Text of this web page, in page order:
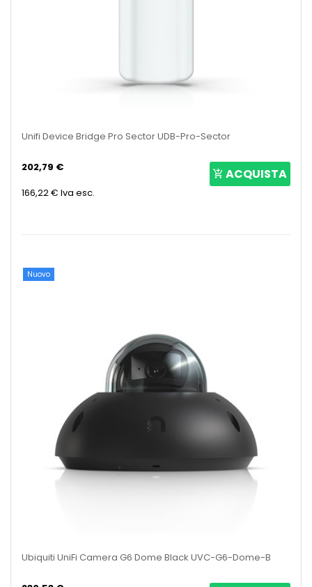
Unifi Device Bridge Pro Sector UDB-Pro-Sector
202,79 €
166,22 € Iva esc.
ACQUISTA
Nuovo
Ubiquiti UniFi Camera G6 Dome Black UVC-G6-Dome-B